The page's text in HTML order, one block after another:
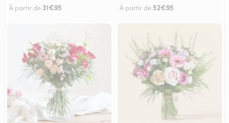
À partir de 31€95 À partir de 52€95